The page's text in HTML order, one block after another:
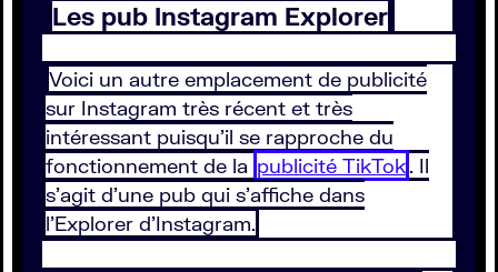
Les pub Instagram Explorer
Voici un autre emplacement de publicité
sur Instagram très récent et très
intéressant puisqu’il se rapproche du
fonctionnement de la publicité TikTok. Il
s’agit d’une pub qui s’affiche dans
l’Explorer d’Instagram.